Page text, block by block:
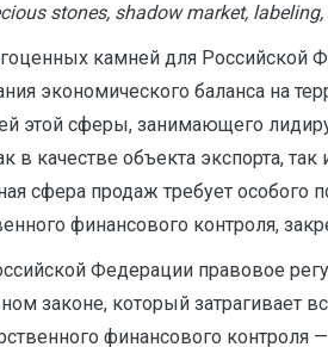
stones, shadow market,
камней для Российской
экономического баланса на
этой сферы, занимающего
качестве объекта экспорта,
сфера продаж требует особого
финансового контроля,
Федерации правовое
законе, который затрагивает
финансового